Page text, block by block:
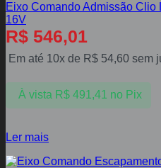
Eixo Comando Admissão Clio
16V
R$ 546,01
Em até 10x de R$ 54,60 sem
À vista R$491,41 no Pix
Ler mais